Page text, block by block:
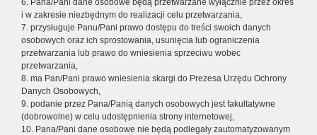
6. Pana/Pani dane osobowe będą przetwarzane wyłącznie przez okres
i w zakresie niezbędnym do realizacji celu przetwarzania,
7. przysługuje Panu/Pani prawo dostępu do treści swoich danych
osobowych oraz ich sprostowania, usunięcia lub ograniczenia
przetwarzania lub prawo do wniesienia sprzeciwu wobec
przetwarzania,
8. ma Pan/Pani prawo wniesienia skargi do Prezesa Urzędu Ochrony
Danych Osobowych,
9. podanie przez Pana/Panią danych osobowych jest fakultatywne
(dobrowolne) w celu udostępnienia strony internetowej,
10. Pana/Pani dane osobowe nie będą podlegały zautomatyzowanym